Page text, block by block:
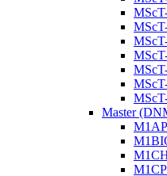
Master